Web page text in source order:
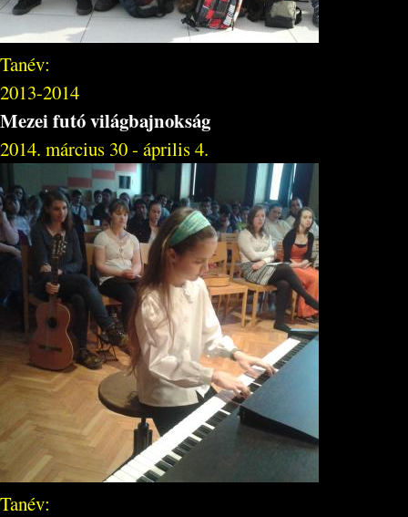
Tanév:
2013-2014
Mezei futó világbajnokság
2014. március 30 - április 4.
Tanév: